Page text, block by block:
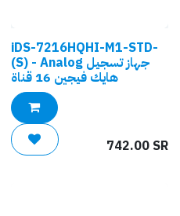
iDS-7216HQHI-M1-STD-
(S) - Analog جهاز تسجيل
هايك فيجين 16 قناة
742.00 SR